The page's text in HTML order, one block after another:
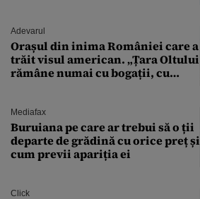
Adevarul
Orașul din inima României care a
trăit visul american. „Țara Oltului
rămâne numai cu bogații, cu
Mediafax
Buruiana pe care ar trebui să o ții
departe de grădină cu orice preț și
cum previi apariția ei
Click